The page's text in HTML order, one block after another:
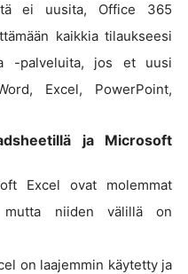
ei uusita, Office 365
kaikkia tilaukseesi
-palveluita, jos et uusi
Excel, PowerPoint,
ja Microsoft
Excel ovat molemmat
mutta niiden välillä on
on laajemmin käytetty ja